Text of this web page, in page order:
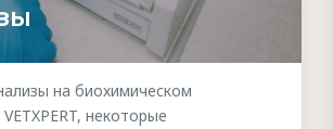
на биохимическом
некоторые